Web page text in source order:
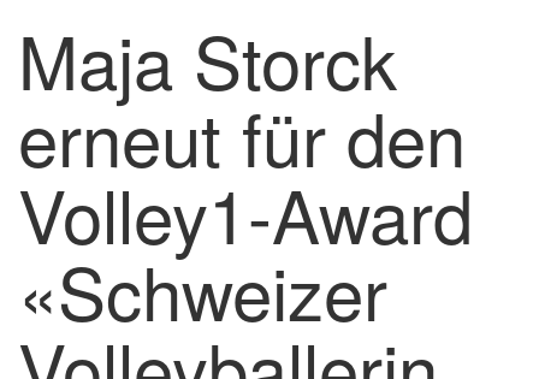
Maja Storck
erneut für den
Volley1-Award
«Schweizer